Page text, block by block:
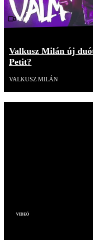
Videó
Valkusz Milán új
Petit?
VALKUSZ MILÁN
Videó